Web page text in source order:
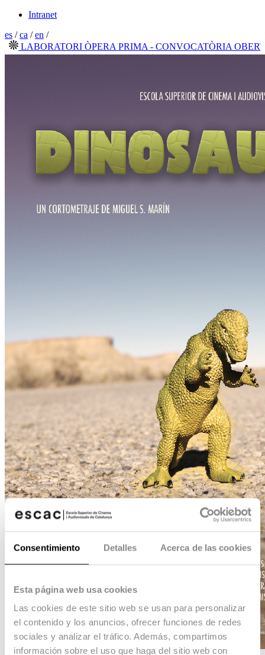
Consentimiento Detalles Acerca de las cookies
Esta página web usa cookies
Las cookies de este sitio web se usan para personalizar
el contenido y los anuncios, ofrecer funciones de redes
sociales y analizar el tráfico. Además, compartimos
información sobre el uso que haga del sitio web con
Intranet
es /ca /en /
ÒPERA PRIMA - CONVOCATÒRIA OBERTA